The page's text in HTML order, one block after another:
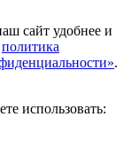
сайт удобнее и
политика
.
использовать: